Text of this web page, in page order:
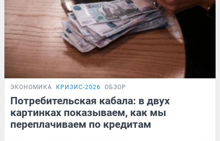
ЭКОНОМИКА КРИЗИС-2026 ОБЗОР
Потребительская кабала: в двух
картинках показываем, как мы
переплачиваем по кредитам